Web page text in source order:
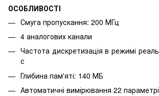
ОСОБЛИВОСТІ
Смуга пропускання: 200 МГц
4 аналогових канали
Частота дискретизація в режимі
с
Глибина пам'яті: 140 МБ
Автоматичні вимірювання 22